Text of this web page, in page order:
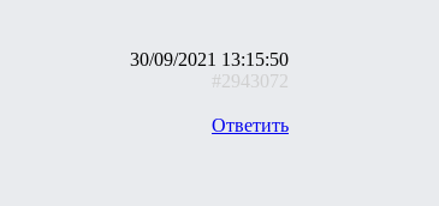
30/09/2021 13:15:50
#2943072
Ответить